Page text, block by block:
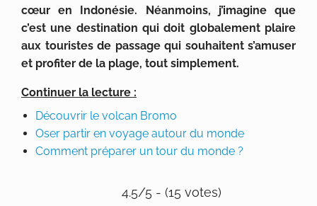
cœur en Indonésie. Néanmoins, j’imagine que
c’est une destination qui doit globalement plaire
aux touristes de passage qui souhaitent s’amuser
et profiter de la plage, tout simplement.
Continuer la lecture :
Découvrir le volcan Bromo
Oser partir en voyage autour du monde
Comment préparer un tour du monde ?
4.5/5 - (15 votes)